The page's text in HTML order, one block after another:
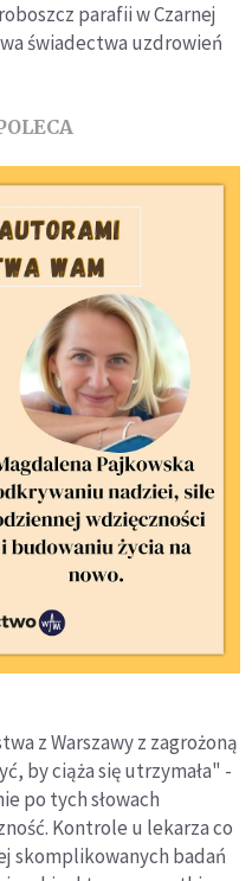
parafii w Czarnej
świadectwa uzdrowień
z Warszawy z zagrożoną
by ciąża się utrzymała" -
po tych słowach
Kontrole u lekarza co
skomplikowanych badań